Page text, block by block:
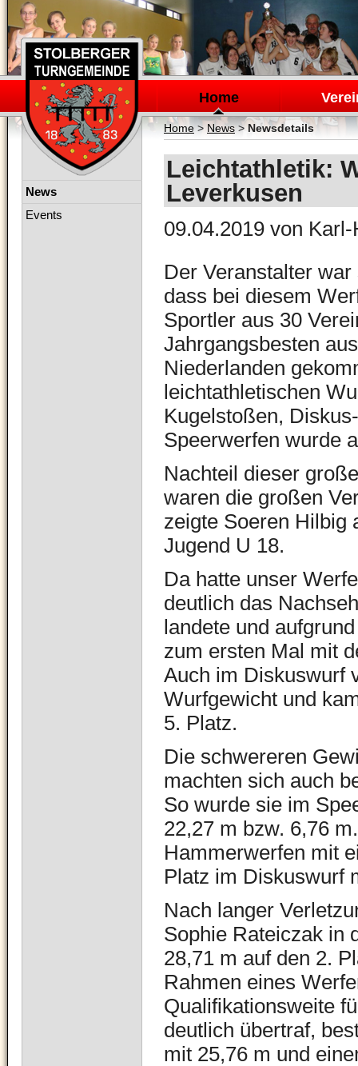
Navigation
überspringen
Home
Home> News>Newsdetails
Leichtathletik:
Leverkusen
09.04.2019 von
Der Veranstalter
dass bei diesem
Sportler aus 30
Jahrgangsbesten
Niederlanden
leichtathletischen
Kugelstoßen,
Speerwerfen wurde
Nachteil dieser
waren die großen
zeigte Soeren Hilbig
Jugend U 18.
Da hatte unser
deutlich das
landete und
zum ersten Mal mit
Auch im Diskuswurf
Wurfgewicht und
5. Platz.
Die schwereren
machten sich auch
So wurde sie im
22,27 m bzw. 6,76
Hammerwerfen mit
Platz im Diskuswurf
Nach langer
Sophie Rateiczak in
28,71 m auf den 2.
Rahmen eines
Qualifikationsweite
deutlich übertraf,
mit 25,76 m und
Navigation
News
Events